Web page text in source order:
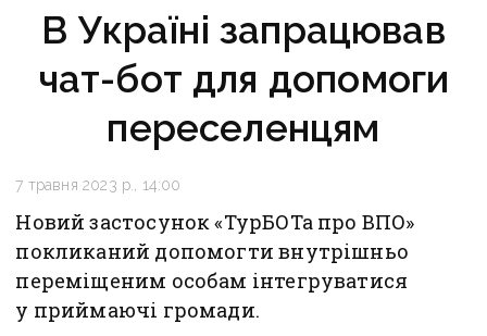
В Україні запрацював
чат-бот для допомоги
переселенцям
7 травня 2023 р., 14:00
Новий застосунок «ТурБОТа про ВПО»
покликаний допомогти внутрішньо
переміщеним особам інтегруватися
у приймаючі громади.